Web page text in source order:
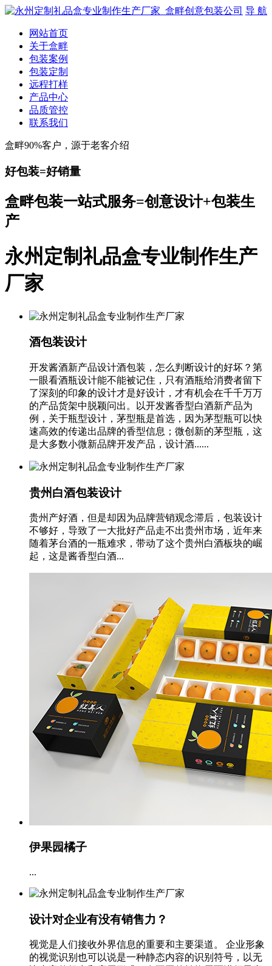
导 航
网站首页
关于盒畔
包装案例
包装定制
远程打样
产品中心
品质管控
联系我们
盒畔90%客户，源于老客介绍
好包装=好销量
盒畔包装一站式服务=创意设计+包装生
产
永州定制礼品盒专业制作生产
厂家
酒包装设计
开发酱酒新产品设计酒包装，怎么判断设计的好坏？第
一眼看酒瓶设计能不能被记住，只有酒瓶给消费者留下
了深刻的印象的设计才是好设计，才有机会在千千万万
的产品货架中脱颖问出。以开发酱香型白酒新产品为
例，关于瓶型设计，茅型瓶是首选，因为茅型瓶可以快
速高效的传递出品牌的香型信息；微创新的茅型瓶，这
是大多数小微新品牌开发产品，设计酒......
贵州白酒包装设计
贵州产好酒，但是却因为品牌营销观念滞后，包装设计
不够好，导致了一大批好产品走不出贵州市场，近年来
随着茅台酒的一瓶难求，带动了这个贵州白酒板块的崛
起，这是酱香型白酒...
伊果园橘子
...
设计对企业有没有销售力？
视觉是人们接收外界信息的重要和主要渠道。 企业形象
的视觉识别也可以说是一种静态内容的识别符号，以无